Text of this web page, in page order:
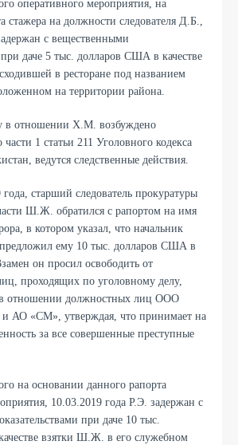
оперативного мероприятия, на
стажера на должности следователя Д.Б.,
с вещественными
при даче 5 тыс. долларов США в качестве
в ресторане под названием
на территории района.
в отношении Х.М. возбуждено
1 статьи 211 Уголовного кодекса
ведутся следственные действия.
старший следователь прокуратуры
Ш.Ж. обратился с рапортом на имя
в котором указал, что начальник
ему 10 тыс. долларов США в
он просил освободить от
проходящих по уголовному делу,
отношении должностных лиц ООО
«СМ», утверждая, что принимает на
за все совершенные преступные
на основании данного рапорта
10.03.2019 года Р.Э. задержан с
при даче 10 тыс.
взятки Ш.Ж. в его служебном